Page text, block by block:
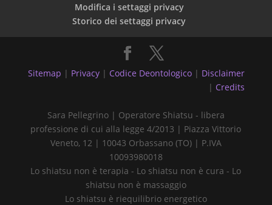
Modifica i settaggi privacy
Storico dei settaggi privacy
Sitemap | Privacy | Codice Deontologico | Disclaimer
| Credits
Sara Pellegrino | Operatore Shiatsu - libera
professione di cui alla legge 4/2013 | Piazza Vittorio
Veneto, 12 | 10043 Orbassano (TO) | P.IVA
10093980018
Lo shiatsu non è terapia - Lo shiatsu non è cura - Lo
shiatsu non è massaggio
Lo shiatsu è riequilibrio energetico